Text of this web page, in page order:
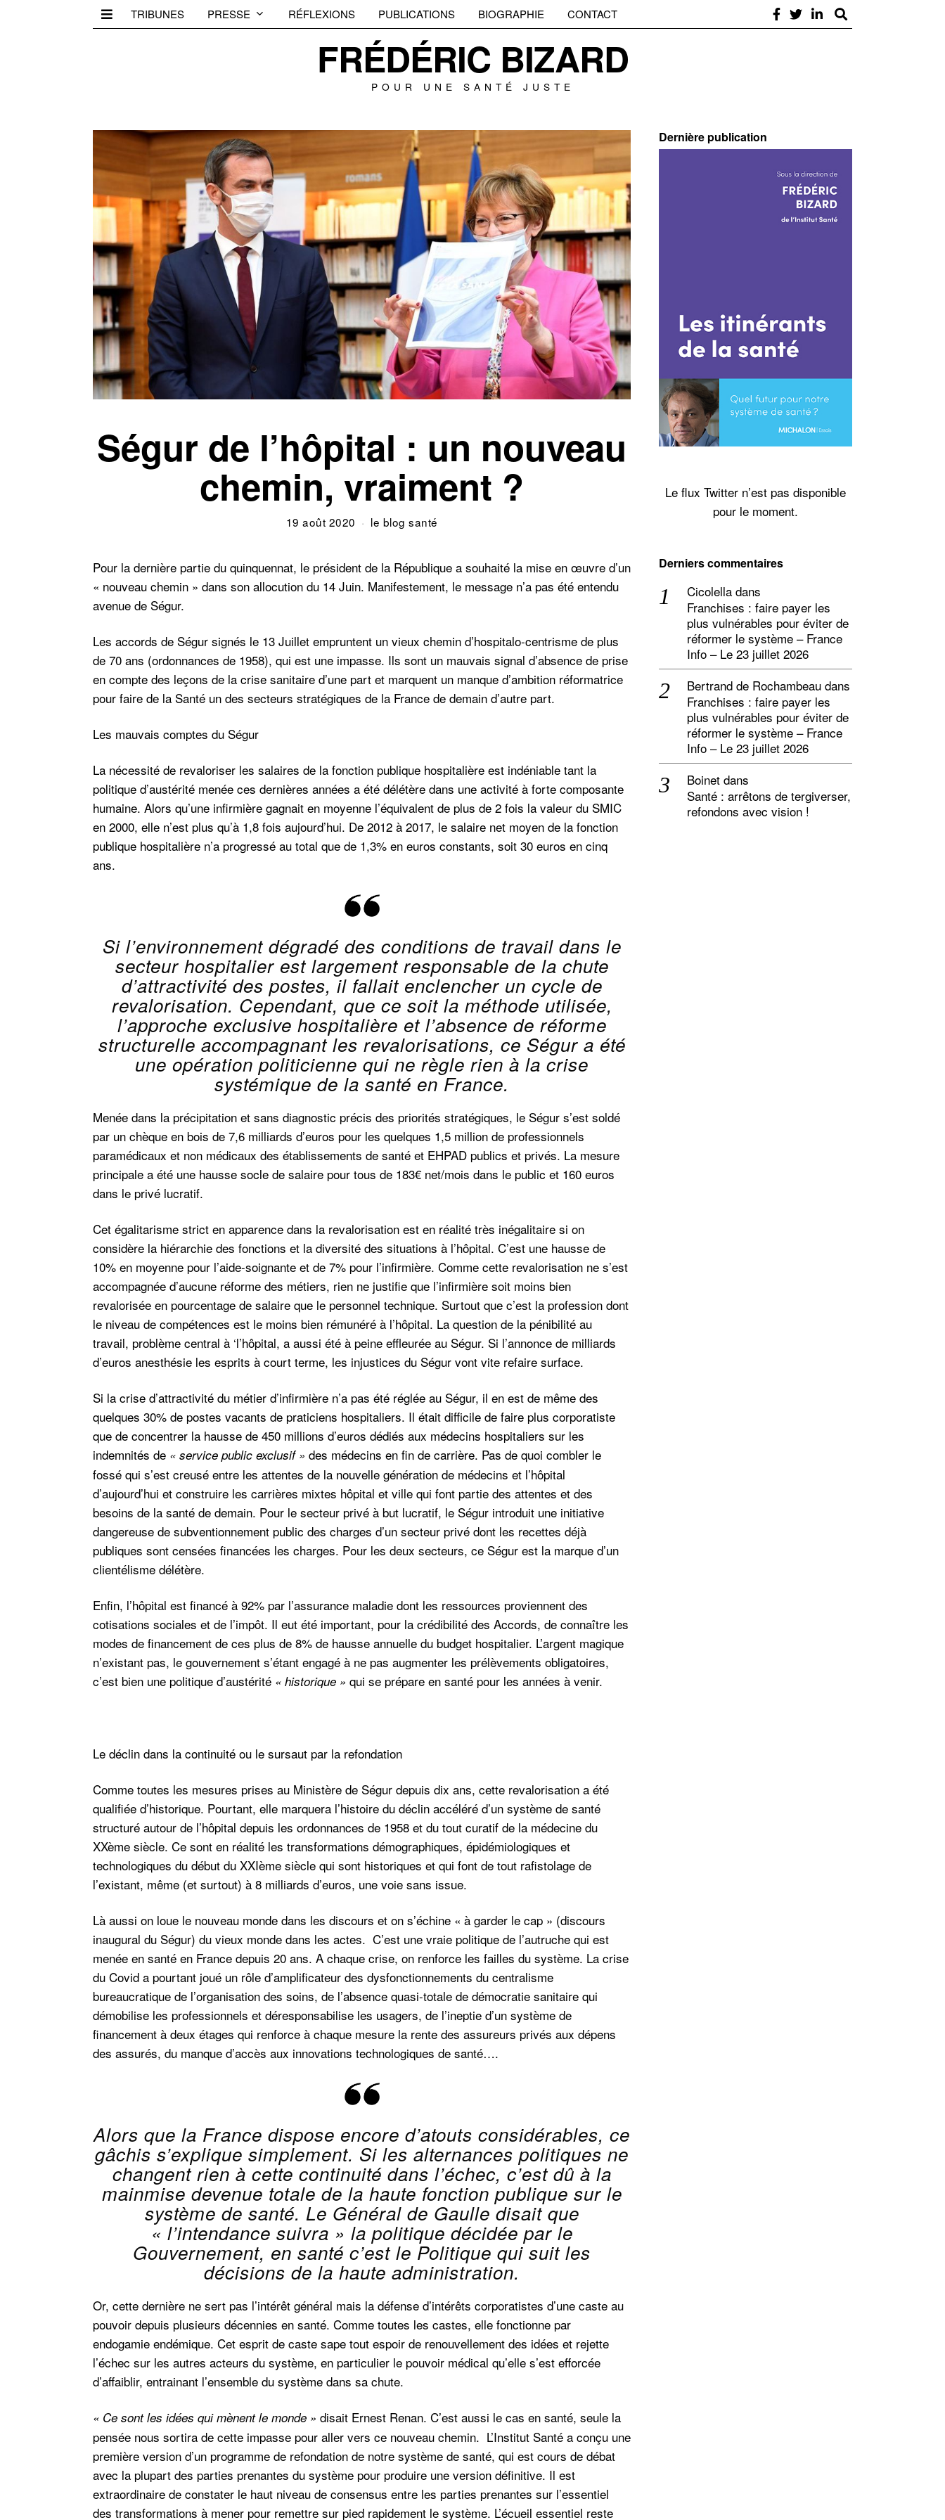
TRIBUNES PRESSE RÉFLEXIONS PUBLICATIONS BIOGRAPHIE CONTACT
FRÉDÉRIC BIZARD
POUR UNE SANTÉ JUSTE
Ségur de l’hôpital : un nouveau
chemin, vraiment ?
19 août 2020 le blog santé
Pour la dernière partie du quinquennat, le président de la République a souhaité la mise en œuvre d’un
« nouveau chemin » dans son allocution du 14 Juin. Manifestement, le message n’a pas été entendu
avenue de Ségur.
Les accords de Ségur signés le 13 Juillet empruntent un vieux chemin d’hospitalo-centrisme de plus
de 70 ans (ordonnances de 1958), qui est une impasse. Ils sont un mauvais signal d’absence de prise
en compte des leçons de la crise sanitaire d’une part et marquent un manque d’ambition réformatrice
pour faire de la Santé un des secteurs stratégiques de la France de demain d’autre part.
Les mauvais comptes du Ségur
La nécessité de revaloriser les salaires de la fonction publique hospitalière est indéniable tant la
politique d’austérité menée ces dernières années a été délétère dans une activité à forte composante
humaine. Alors qu’une infirmière gagnait en moyenne l’équivalent de plus de 2 fois la valeur du SMIC
en 2000, elle n’est plus qu’à 1,8 fois aujourd’hui. De 2012 à 2017, le salaire net moyen de la fonction
publique hospitalière n’a progressé au total que de 1,3% en euros constants, soit 30 euros en cinq
ans.
Si l’environnement dégradé des conditions de travail dans le
secteur hospitalier est largement responsable de la chute
d’attractivité des postes, il fallait enclencher un cycle de
revalorisation. Cependant, que ce soit la méthode utilisée,
l’approche exclusive hospitalière et l’absence de réforme
structurelle accompagnant les revalorisations, ce Ségur a été
une opération politicienne qui ne règle rien à la crise
systémique de la santé en France.
Menée dans la précipitation et sans diagnostic précis des priorités stratégiques, le Ségur s’est soldé
par un chèque en bois de 7,6 milliards d’euros pour les quelques 1,5 million de professionnels
paramédicaux et non médicaux des établissements de santé et EHPAD publics et privés. La mesure
principale a été une hausse socle de salaire pour tous de 183€ net/mois dans le public et 160 euros
dans le privé lucratif.
Cet égalitarisme strict en apparence dans la revalorisation est en réalité très inégalitaire si on
considère la hiérarchie des fonctions et la diversité des situations à l’hôpital. C’est une hausse de
10% en moyenne pour l’aide-soignante et de 7% pour l’infirmière. Comme cette revalorisation ne s’est
accompagnée d’aucune réforme des métiers, rien ne justifie que l’infirmière soit moins bien
revalorisée en pourcentage de salaire que le personnel technique. Surtout que c’est la profession dont
le niveau de compétences est le moins bien rémunéré à l’hôpital. La question de la pénibilité au
travail, problème central à ‘l’hôpital, a aussi été à peine effleurée au Ségur. Si l’annonce de milliards
d’euros anesthésie les esprits à court terme, les injustices du Ségur vont vite refaire surface.
Si la crise d’attractivité du métier d’infirmière n’a pas été réglée au Ségur, il en est de même des
quelques 30% de postes vacants de praticiens hospitaliers. Il était difficile de faire plus corporatiste
que de concentrer la hausse de 450 millions d’euros dédiés aux médecins hospitaliers sur les
indemnités de « service public exclusif » des médecins en fin de carrière. Pas de quoi combler le
fossé qui s’est creusé entre les attentes de la nouvelle génération de médecins et l’hôpital
d’aujourd’hui et construire les carrières mixtes hôpital et ville qui font partie des attentes et des
besoins de la santé de demain. Pour le secteur privé à but lucratif, le Ségur introduit une initiative
dangereuse de subventionnement public des charges d’un secteur privé dont les recettes déjà
publiques sont censées financées les charges. Pour les deux secteurs, ce Ségur est la marque d’un
clientélisme délétère.
Enfin, l’hôpital est financé à 92% par l’assurance maladie dont les ressources proviennent des
cotisations sociales et de l’impôt. Il eut été important, pour la crédibilité des Accords, de connaître les
modes de financement de ces plus de 8% de hausse annuelle du budget hospitalier. L’argent magique
n’existant pas, le gouvernement s’étant engagé à ne pas augmenter les prélèvements obligatoires,
c’est bien une politique d’austérité « historique » qui se prépare en santé pour les années à venir.
Le déclin dans la continuité ou le sursaut par la refondation
Comme toutes les mesures prises au Ministère de Ségur depuis dix ans, cette revalorisation a été
qualifiée d’historique. Pourtant, elle marquera l’histoire du déclin accéléré d’un système de santé
structuré autour de l’hôpital depuis les ordonnances de 1958 et du tout curatif de la médecine du
XXème siècle. Ce sont en réalité les transformations démographiques, épidémiologiques et
technologiques du début du XXIème siècle qui sont historiques et qui font de tout rafistolage de
l’existant, même (et surtout) à 8 milliards d’euros, une voie sans issue.
Là aussi on loue le nouveau monde dans les discours et on s’échine « à garder le cap » (discours
inaugural du Ségur) du vieux monde dans les actes. C’est une vraie politique de l’autruche qui est
menée en santé en France depuis 20 ans. A chaque crise, on renforce les failles du système. La crise
du Covid a pourtant joué un rôle d’amplificateur des dysfonctionnements du centralisme
bureaucratique de l’organisation des soins, de l’absence quasi-totale de démocratie sanitaire qui
démobilise les professionnels et déresponsabilise les usagers, de l’ineptie d’un système de
financement à deux étages qui renforce à chaque mesure la rente des assureurs privés aux dépens
des assurés, du manque d’accès aux innovations technologiques de santé….
Alors que la France dispose encore d’atouts considérables, ce
gâchis s’explique simplement. Si les alternances politiques ne
changent rien à cette continuité dans l’échec, c’est dû à la
mainmise devenue totale de la haute fonction publique sur le
système de santé. Le Général de Gaulle disait que
« l’intendance suivra » la politique décidée par le
Gouvernement, en santé c’est le Politique qui suit les
décisions de la haute administration.
Or, cette dernière ne sert pas l’intérêt général mais la défense d’intérêts corporatistes d’une caste au
pouvoir depuis plusieurs décennies en santé. Comme toutes les castes, elle fonctionne par
endogamie endémique. Cet esprit de caste sape tout espoir de renouvellement des idées et rejette
l’échec sur les autres acteurs du système, en particulier le pouvoir médical qu’elle s’est efforcée
d’affaiblir, entrainant l’ensemble du système dans sa chute.
« Ce sont les idées qui mènent le monde » disait Ernest Renan. C’est aussi le cas en santé, seule la
pensée nous sortira de cette impasse pour aller vers ce nouveau chemin. L’Institut Santé a conçu une
première version d’un programme de refondation de notre système de santé, qui est cours de débat
avec la plupart des parties prenantes du système pour produire une version définitive. Il est
extraordinaire de constater le haut niveau de consensus entre les parties prenantes sur l’essentiel
des transformations à mener pour remettre sur pied rapidement le système. L’écueil essentiel reste
Dernière publication
Le flux Twitter n’est pas disponible
pour le moment.
Derniers commentaires
Cicolella dans
Franchises : faire payer les
plus vulnérables pour éviter de
réformer le système – France
Info – Le 23 juillet 2026
Bertrand de Rochambeau dans
Franchises : faire payer les
plus vulnérables pour éviter de
réformer le système – France
Info – Le 23 juillet 2026
Boinet dans
Santé : arrêtons de tergiverser,
refondons avec vision !